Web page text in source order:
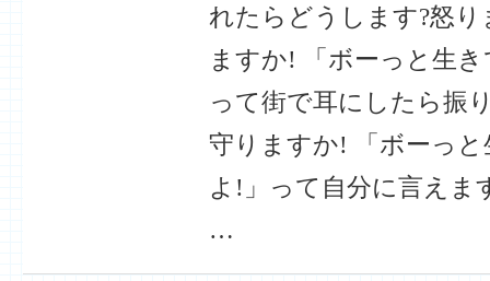
れたらどうします?怒
ますか! 「ボーっと生
って街で耳にしたら振
守りますか! 「ボーっ
よ!」って自分に言えま
…